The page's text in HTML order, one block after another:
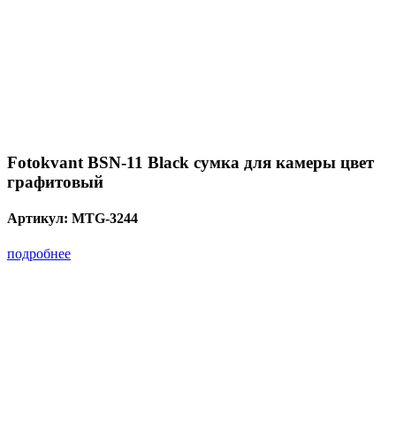
Fotokvant BSN-11 Black сумка для камеры цвет
графитовый
Артикул: MTG-3244
подробнее